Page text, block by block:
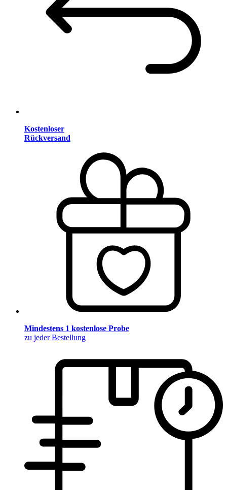
Kostenloser
Rückversand
Mindestens 1 kostenlose Probe
zu jeder Bestellung